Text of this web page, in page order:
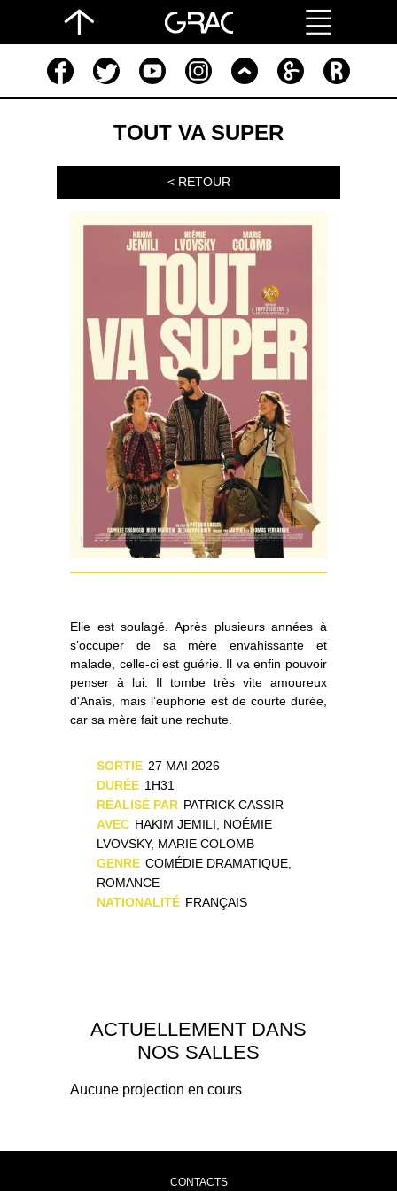
TOUT VA SUPER
< RETOUR
Elie est soulagé. Après plusieurs années à
s’occuper de sa mère envahissante et
malade, celle-ci est guérie. Il va enfin pouvoir
penser à lui. Il tombe très vite amoureux
d'Anaïs, mais l’euphorie est de courte durée,
car sa mère fait une rechute.
SORTIE 27 MAI 2026
DURÉE 1H31
RÉALISÉ PAR PATRICK CASSIR
AVEC HAKIM JEMILI, NOÉMIE
LVOVSKY, MARIE COLOMB
GENRE COMÉDIE DRAMATIQUE,
ROMANCE
NATIONALITÉ FRANÇAIS
ACTUELLEMENT DANS
NOS SALLES
Aucune projection en cours
CONTACTS